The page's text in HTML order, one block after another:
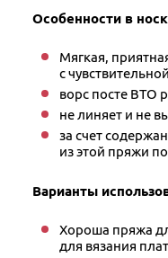
Особенности в
Мягкая,
с
ворс посте ВТО
не линяет и не
за счет
из этой пряжи
Варианты
Хороша пряжа
для вязания